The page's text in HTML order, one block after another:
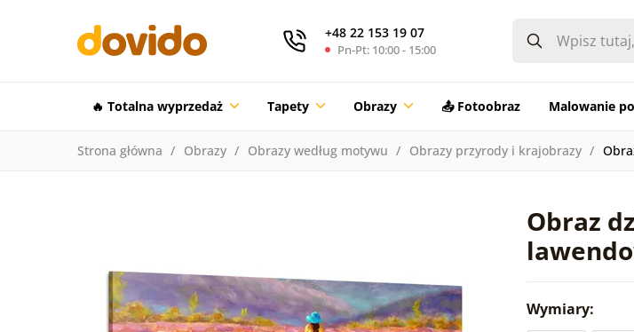
+48 22 153 19 07
Pn-Pt: 10:00 - 15:00
🔥 Totalna wyprzedaż Tapety Obrazy 📤 Fotoobraz Malowanie
Strona główna Obrazy Obrazy według motywu Obrazy przyrody i krajobrazy
Obraz
Wymiary: